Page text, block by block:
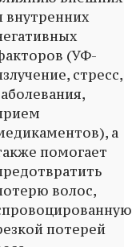
внутренних
(УФ-
стресс,
а
помогает
волос,
потерей